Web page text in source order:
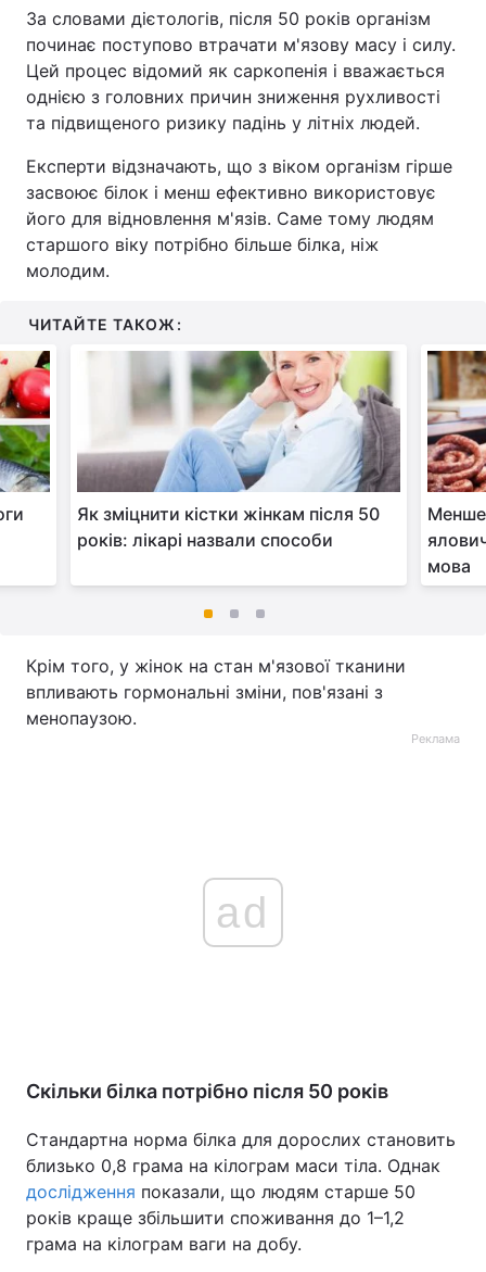
За словами дієтологів, після 50 років організм
починає поступово втрачати м'язову масу і силу.
Цей процес відомий як саркопенія і вважається
однією з головних причин зниження рухливості
та підвищеного ризику падінь у літніх людей.
Експерти відзначають, що з віком організм гірше
засвоює білок і менш ефективно використовує
його для відновлення м'язів. Саме тому людям
старшого віку потрібно більше білка, ніж
молодим.
ЧИТАЙТЕ ТАКОЖ:
Як зміцнити кістки жінкам після 50
років: лікарі назвали способи
Менше
мова
Крім того, у жінок на стан м'язової тканини
впливають гормональні зміни, пов'язані з
менопаузою.
Реклама
ad
Скільки білка потрібно після 50 років
Стандартна норма білка для дорослих становить
близько 0,8 грама на кілограм маси тіла. Однак
дослідження показали, що людям старше 50
років краще збільшити споживання до 1–1,2
грама на кілограм ваги на добу.